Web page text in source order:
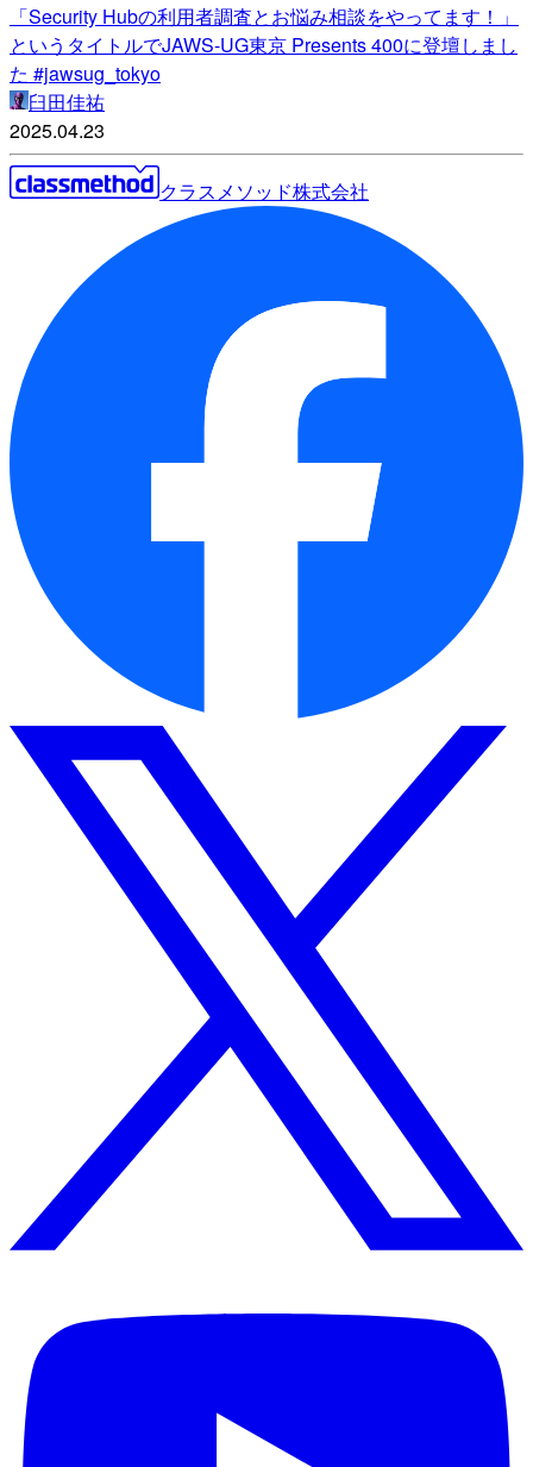
「Security Hubの利用者調査とお悩み相談をやってます！」
というタイトルでJAWS-UG東京 Presents 400に登壇しまし
た #jawsug_tokyo
臼田佳祐
2025.04.23
クラスメソッド株式会社